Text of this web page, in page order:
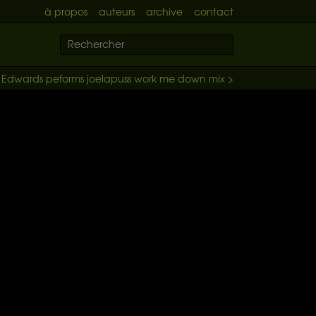
à propos auteurs archive contact
Edwards peforms joelapuss work me down mix >